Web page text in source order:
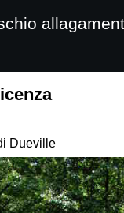
Dueville